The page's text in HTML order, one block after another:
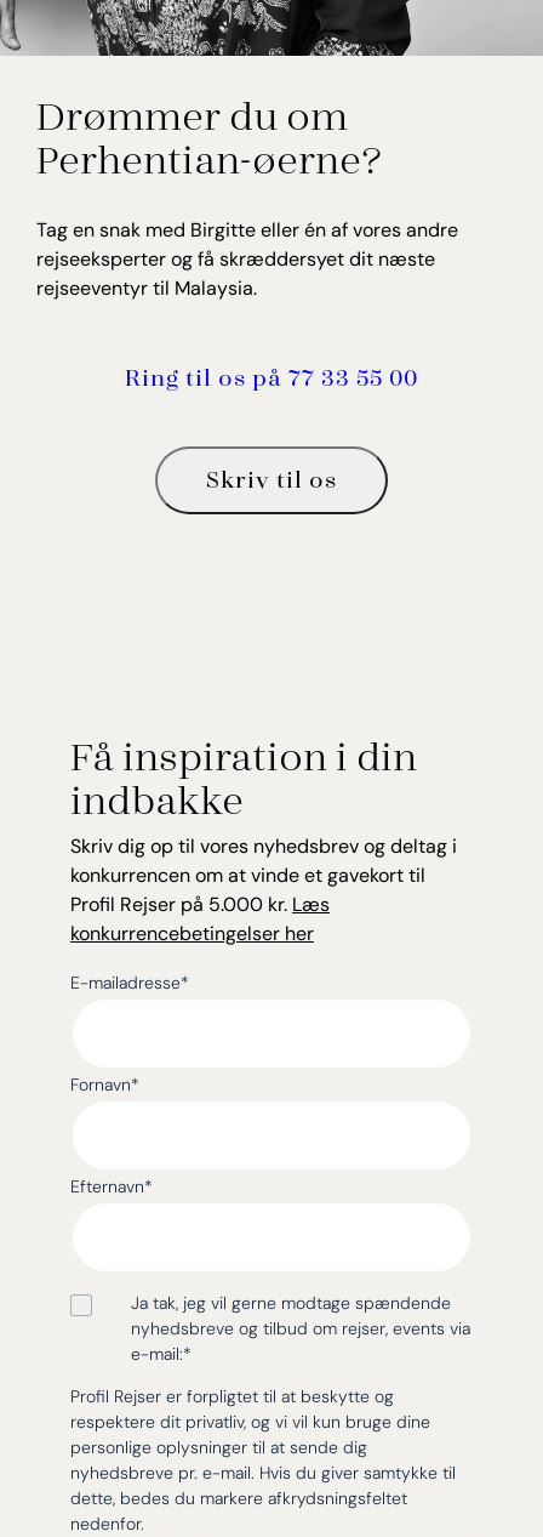
Birgitte Willumsen
Rejseekspert, Malaysia
Drømmer du om
Perhentian-øerne?
Tag en snak med Birgitte eller én af vores andre
rejseeksperter og få skræddersyet dit næste
rejseeventyr til Malaysia.
Ring til os på 77 33 55 00
Skriv til os
Få inspiration i din
indbakke
Skriv dig op til vores nyhedsbrev og deltag i
konkurrencen om at vinde et gavekort til
Profil Rejser på 5.000 kr. Læs
konkurrencebetingelser her
E-mailadresse*
Fornavn*
Efternavn*
Ja tak, jeg vil gerne modtage spændende
nyhedsbreve og tilbud om rejser, events via
e-mail:*
Profil Rejser er forpligtet til at beskytte og
respektere dit privatliv, og vi vil kun bruge dine
personlige oplysninger til at sende dig
nyhedsbreve pr. e-mail. Hvis du giver samtykke til
dette, bedes du markere afkrydsningsfeltet
nedenfor.